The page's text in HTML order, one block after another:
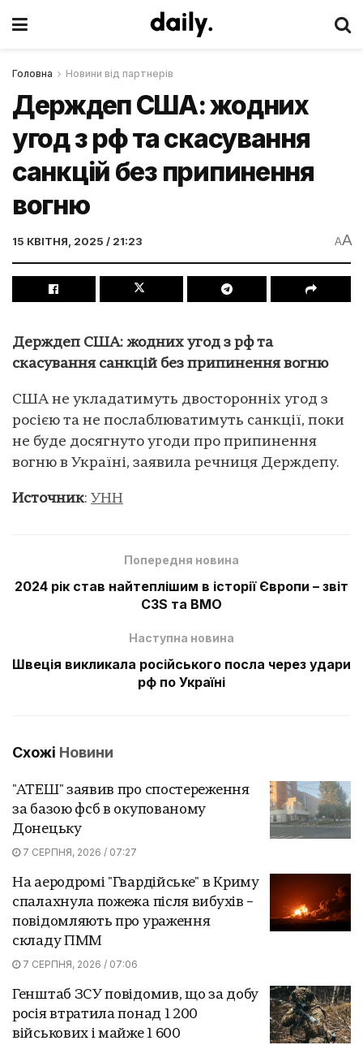
Головна Новини від партнерів
Держдеп США: жодних
угод з рф та скасування
санкцій без припинення
вогню
15 КВІТНЯ, 2025 / 21:23 AA
Держдеп США: жодних угод з рф та
скасування санкцій без припинення вогню
США не укладатимуть двосторонніх угод з
росією та не послаблюватимуть санкції, поки
не буде досягнуто угоди про припинення
вогню в Україні, заявила речниця Держдепу.
Источник: УНН
Попередня новина
2024 рік став найтеплішим в історії Європи – звіт
C3S та ВМО
Наступна новина
Швеція викликала російського посла через удари
рф по Україні
Схожі Новини
"АТЕШ" заявив про спостереження
за базою фсб в окупованому
Донецьку
7 СЕРПНЯ, 2026 / 07:27
На аеродромі "Гвардійське" в Криму
спалахнула пожежа після вибухів –
повідомляють про ураження
складу ПММ
7 СЕРПНЯ, 2026 / 07:06
Генштаб ЗСУ повідомив, що за добу
росія втратила понад 1 200
військових і майже 1 600